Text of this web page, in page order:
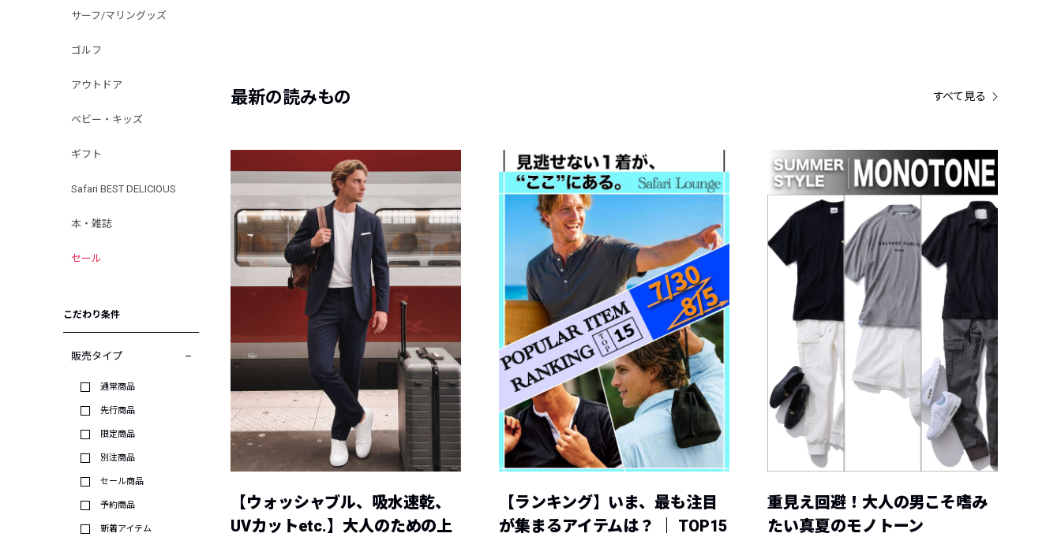
サーフ/マリングッズ
ゴルフ
アウトドア
ベビー・キッズ
ギフト
Safari BEST DELICIOUS
本・雑誌
セール
こだわり条件
販売タイプ
通常商品
先行商品
限定商品
別注商品
セール商品
予約商品
新着アイテム
最新の読みもの すべて見る
【ウォッシャブル、吸水速乾、
UVカットetc.】大人のための上
【ランキング】いま、最も注目
が集まるアイテムは？ ｜ TOP15
重見え回避！大人の男こそ嗜み
たい真夏のモノトーン